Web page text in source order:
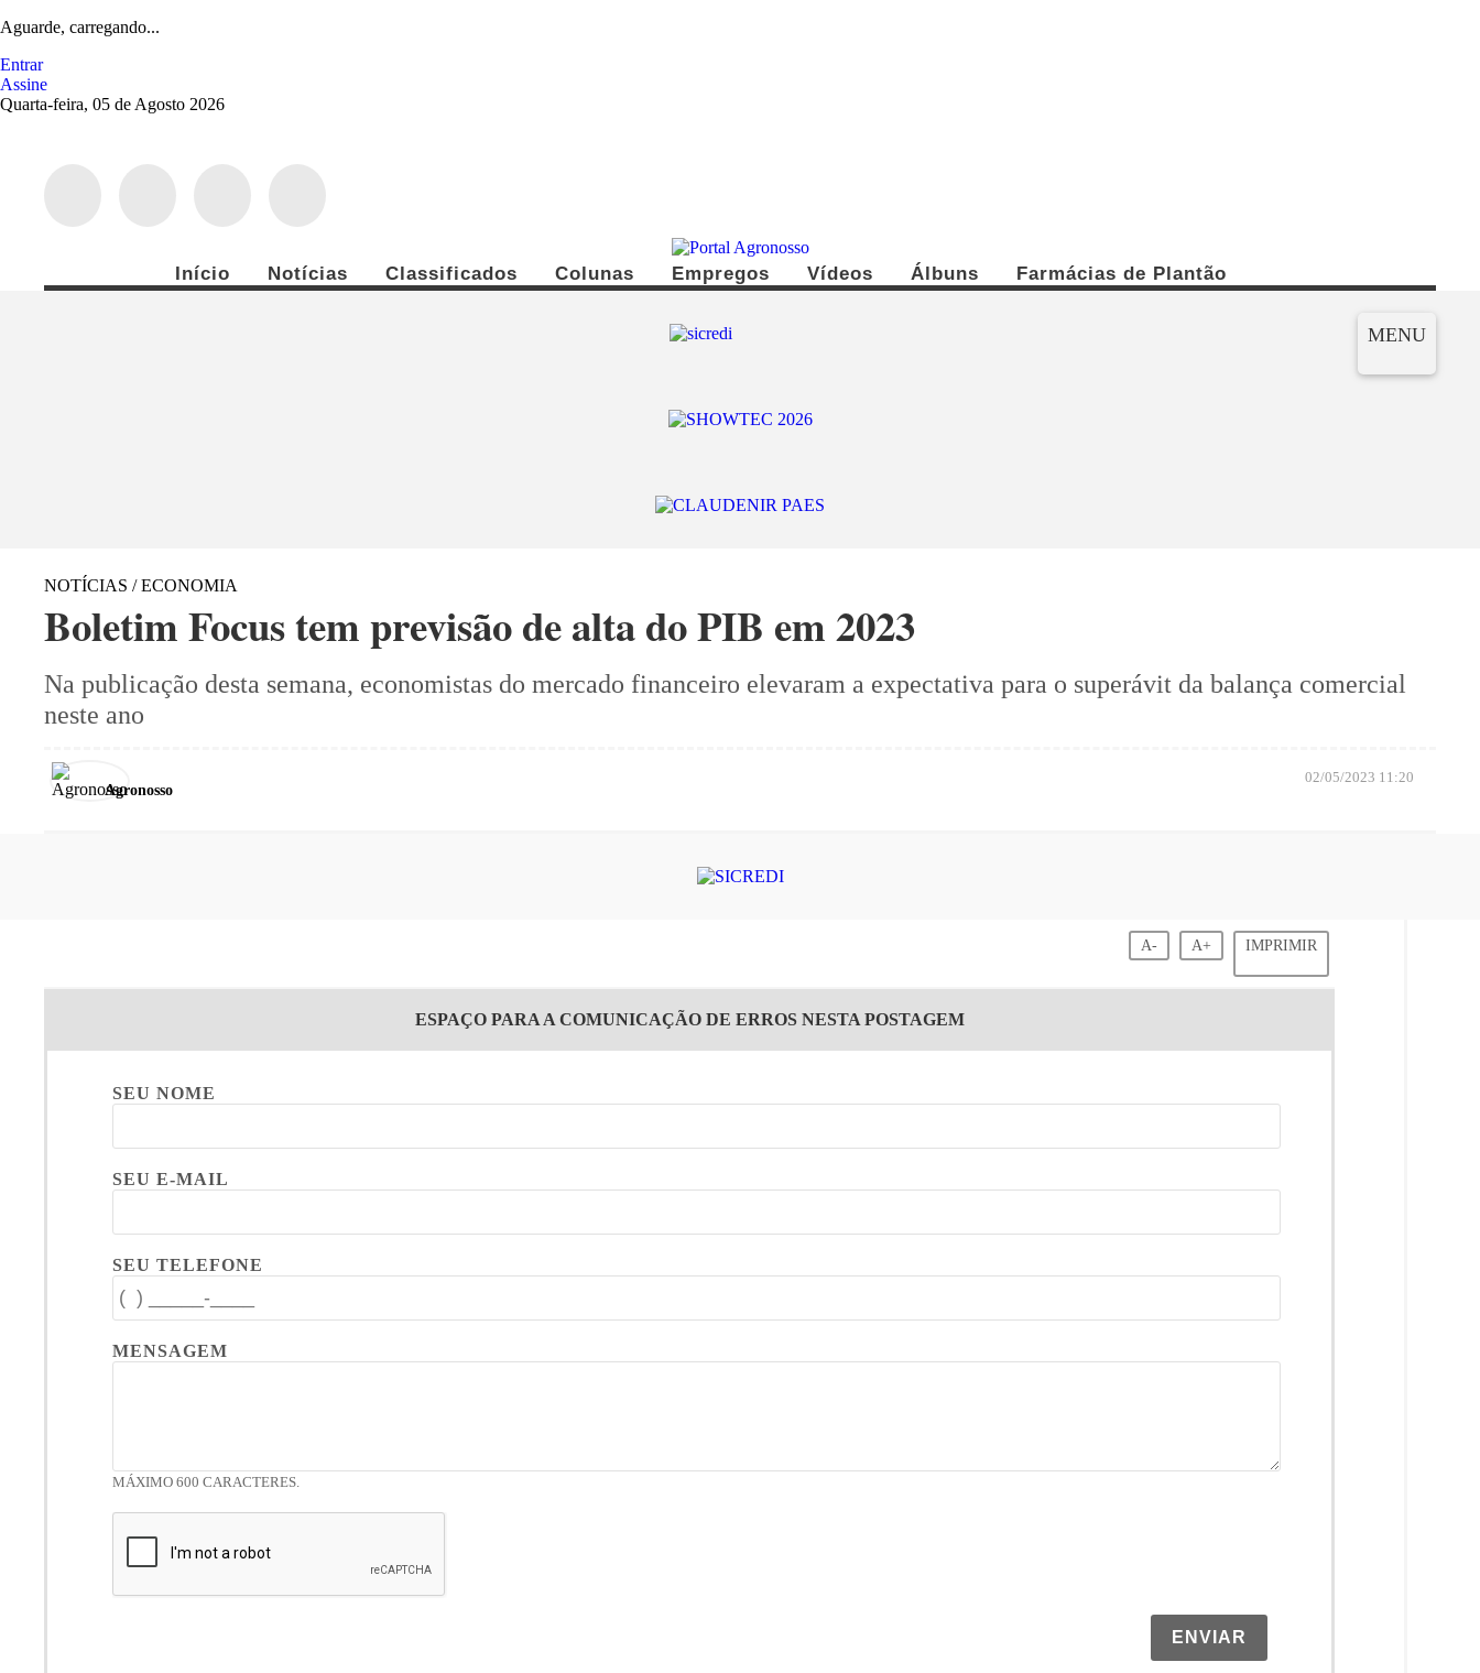
Aguarde, carregando...
Entrar
Assine
Quarta-feira, 05 de Agosto 2026
MENU
Início Notícias Classificados Colunas Empregos Vídeos Álbuns Farmácias de Plantão
NOTÍCIAS / ECONOMIA
Boletim Focus tem previsão de alta do PIB em 2023
Na publicação desta semana, economistas do mercado financeiro elevaram a expectativa para o superávit da balança comercial
neste ano
Agronosso
02/05/2023 11:20
A- A+ IMPRIMIR
ESPAÇO PARA A COMUNICAÇÃO DE ERROS NESTA POSTAGEM
SEU NOME
SEU E-MAIL
SEU TELEFONE
MENSAGEM
MÁXIMO 600 CARACTERES.
ENVIAR